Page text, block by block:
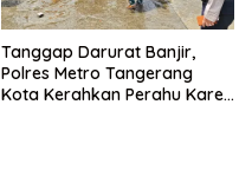
Tanggap Darurat Banjir,
Polres Metro Tangerang
Kota Kerahkan Perahu Karet